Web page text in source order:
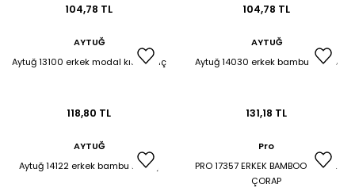
104,78 TL 104,78 TL
AYTUĞ
Aytuğ 13100 erkek modal kısa konç
118,80 TL
AYTUĞ
Aytuğ 14030 erkek bambu çorap
131,18 TL
AYTUĞ
Aytuğ 14122 erkek bambu k.konç
Pro
PRO 17357 ERKEK BAMBOO YAZLIK
ÇORAP